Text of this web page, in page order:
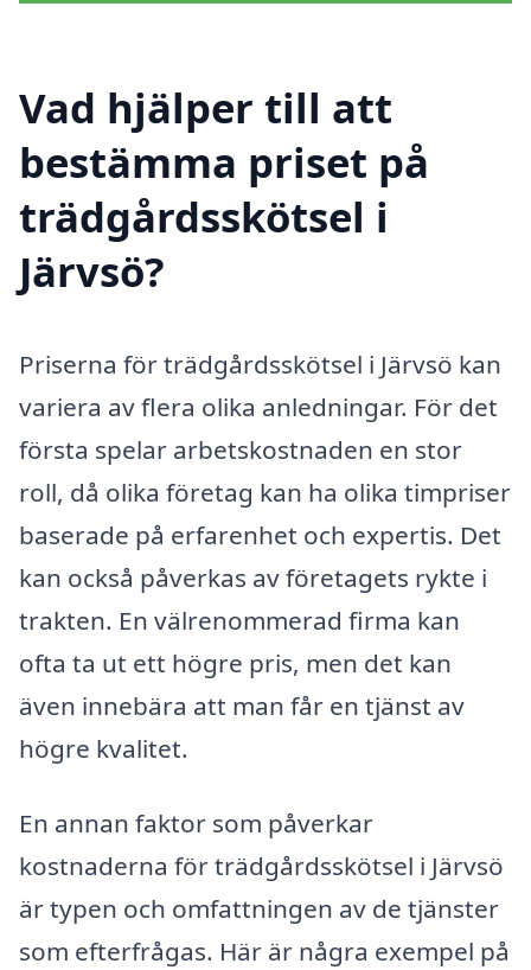
Vad hjälper till att
bestämma priset på
trädgårdsskötsel i
Järvsö?
Priserna för trädgårdsskötsel i Järvsö kan
variera av flera olika anledningar. För det
första spelar arbetskostnaden en stor
roll, då olika företag kan ha olika timpriser
baserade på erfarenhet och expertis. Det
kan också påverkas av företagets rykte i
trakten. En välrenommerad firma kan
ofta ta ut ett högre pris, men det kan
även innebära att man får en tjänst av
högre kvalitet.
En annan faktor som påverkar
kostnaderna för trädgårdsskötsel i Järvsö
är typen och omfattningen av de tjänster
som efterfrågas. Här är några exempel på